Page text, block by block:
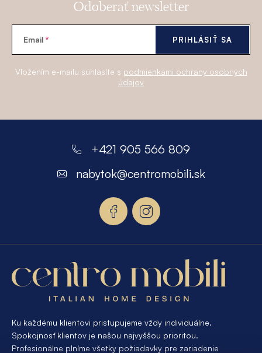
Odoberať newsletter
Email
Vložením e-mailu súhlasíte s podmienkami ochrany osobných
údajov
PRIHLÁSIŤ SA
e
Ku každému klientovi pristupujeme vždy individuálne.
Spokojnosť klientov je našou najvyššou prioritou.
Profesionálne plníme všetky požiadavky pre zariadenie
+421 905 566 809
nabytok@centromobili.sk